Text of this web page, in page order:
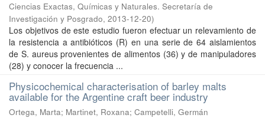
Ciencias Exactas, Químicas y Naturales. Secretaría de
Investigación y Posgrado, 2013-12-20)
Los objetivos de este estudio fueron efectuar un relevamiento de
la resistencia a antibióticos (R) en una serie de 64 aislamientos
de S. aureus provenientes de alimentos (36) y de manipuladores
(28) y conocer la frecuencia ...
Physicochemical characterisation of barley malts
available for the Argentine craft beer industry
Ortega, Marta; Martinet, Roxana; Campetelli, Germán